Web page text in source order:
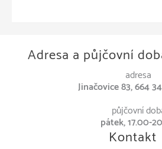
Adresa a půjčovní
adresa
Jinačovice 83, 664
půjčovní
pátek, 17.00-
Kontakt